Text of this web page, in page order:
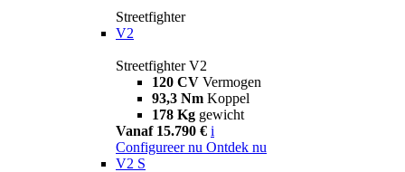
Streetfighter
V2
Streetfighter V2
120 CV Vermogen
93,3 Nm Koppel
178 Kg gewicht
Vanaf 15.790 € i
Configureer nu Ontdek nu
V2 S